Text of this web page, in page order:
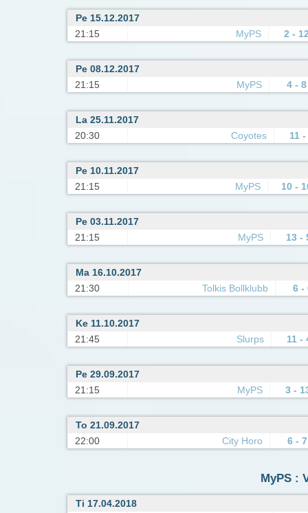
Pe 15.12.2017
21:15
MyPS 2 -
Pe 08.12.2017
21:15
MyPS 4 - 8
La 25.11.2017
20:30
Coyotes 11
Pe 10.11.2017
21:15
MyPS 10 -
Pe 03.11.2017
21:15
MyPS 13 -
Ma 16.10.2017
21:30
Tolkis Bollklubb 6 -
Ke 11.10.2017
21:45
Slurps 11 -
Pe 29.09.2017
21:15
MyPS 3 -
To 21.09.2017
22:00
City Horo 6 - 7
MyPS :
Ti 17.04.2018